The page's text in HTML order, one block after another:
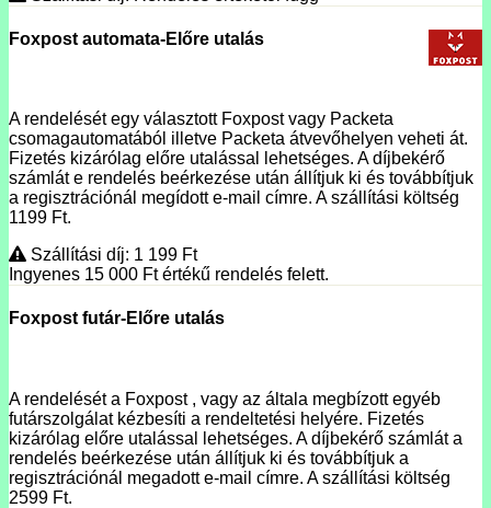
Foxpost automata-Előre utalás
A rendelését egy választott Foxpost vagy Packeta
csomagautomatából illetve Packeta átvevőhelyen veheti át.
Fizetés kizárólag előre utalással lehetséges. A díjbekérő
számlát e rendelés beérkezése után állítjuk ki és továbbítjuk
a regisztrációnál megídott e-mail címre. A szállítási költség
1199 Ft.
Szállítási díj: 1 199 Ft
Ingyenes 15 000 Ftértékű rendelés felett.
Foxpost futár-Előre utalás
A rendelését a Foxpost , vagy az általa megbízott egyéb
futárszolgálat kézbesíti a rendeltetési helyére. Fizetés
kizárólag előre utalással lehetséges. A díjbekérő számlát a
rendelés beérkezése után állítjuk ki és továbbítjuk a
regisztrációnál megadott e-mail címre. A szállítási költség
2599 Ft.